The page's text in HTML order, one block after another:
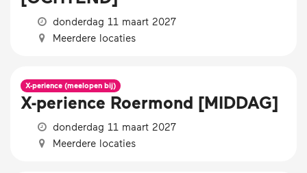
donderdag 11 maart 2027
Meerdere locaties
X-perience (meelopen bij)
X-perience Roermond [MIDDAG]
donderdag 11 maart 2027
Meerdere locaties